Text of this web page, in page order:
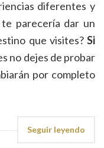
diferentes y
parecería dar un
que visites? Si
no dejes de probar
por completo
Seguir leyendo